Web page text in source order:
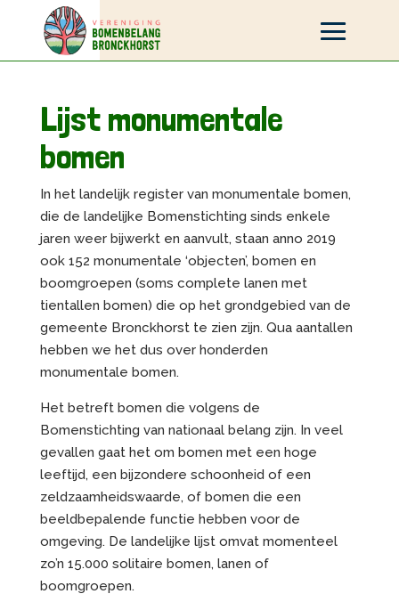
Lijst monumentale
bomen
In het landelijk register van monumentale bomen,
die de landelijke Bomenstichting sinds enkele
jaren weer bijwerkt en aanvult, staan anno 2019
ook 152 monumentale ‘objecten’, bomen en
boomgroepen (soms complete lanen met
tientallen bomen) die op het grondgebied van de
gemeente Bronckhorst te zien zijn. Qua aantallen
hebben we het dus over honderden
monumentale bomen.
Het betreft bomen die volgens de
Bomenstichting van nationaal belang zijn. In veel
gevallen gaat het om bomen met een hoge
leeftijd, een bijzondere schoonheid of een
zeldzaamheidswaarde, of bomen die een
beeldbepalende functie hebben voor de
omgeving. De landelijke lijst omvat momenteel
zo’n 15.000 solitaire bomen, lanen of
boomgroepen.